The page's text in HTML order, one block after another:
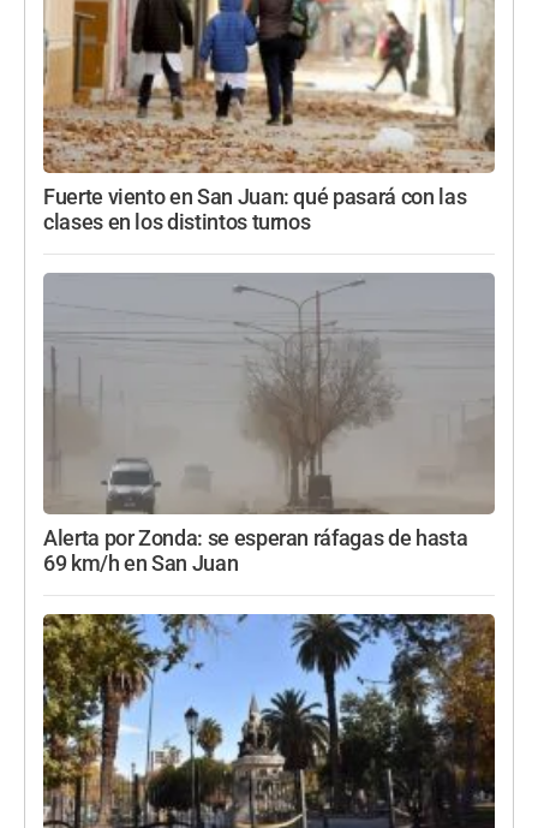
Fuerte viento en San Juan: qué pasará con las
clases en los distintos turnos
Alerta por Zonda: se esperan ráfagas de hasta
69 km/h en San Juan